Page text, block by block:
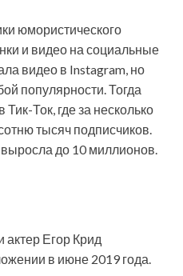
юмористического
и видео на социальные
видео в Instagram, но
популярности. Тогда
Ток, где за несколько
тысяч подписчиков.
до 10 миллионов.
Егор Крид
в июне 2019 года.